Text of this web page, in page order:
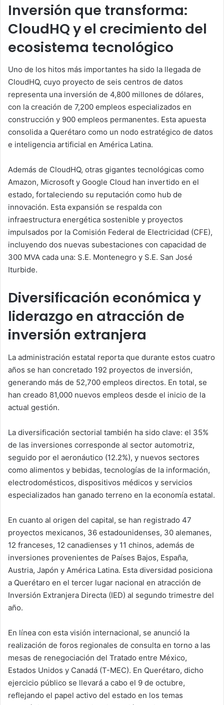
Inversión que transforma:
CloudHQ y el crecimiento del
ecosistema tecnológico
Uno de los hitos más importantes ha sido la llegada de
CloudHQ, cuyo proyecto de seis centros de datos
representa una inversión de 4,800 millones de dólares,
con la creación de 7,200 empleos especializados en
construcción y 900 empleos permanentes. Esta apuesta
consolida a Querétaro como un nodo estratégico de datos
e inteligencia artificial en América Latina.
Además de CloudHQ, otras gigantes tecnológicas como
Amazon, Microsoft y Google Cloud han invertido en el
estado, fortaleciendo su reputación como hub de
innovación. Esta expansión se respalda con
infraestructura energética sostenible y proyectos
impulsados por la Comisión Federal de Electricidad (CFE),
incluyendo dos nuevas subestaciones con capacidad de
300 MVA cada una: S.E. Montenegro y S.E. San José
Iturbide.
Diversificación económica y
liderazgo en atracción de
inversión extranjera
La administración estatal reporta que durante estos cuatro
años se han concretado 192 proyectos de inversión,
generando más de 52,700 empleos directos. En total, se
han creado 81,000 nuevos empleos desde el inicio de la
actual gestión.
La diversificación sectorial también ha sido clave: el 35%
de las inversiones corresponde al sector automotriz,
seguido por el aeronáutico (12.2%), y nuevos sectores
como alimentos y bebidas, tecnologías de la información,
electrodomésticos, dispositivos médicos y servicios
especializados han ganado terreno en la economía estatal.
En cuanto al origen del capital, se han registrado 47
proyectos mexicanos, 36 estadounidenses, 30 alemanes,
12 franceses, 12 canadienses y 11 chinos, además de
inversiones provenientes de Países Bajos, España,
Austria, Japón y América Latina. Esta diversidad posiciona
a Querétaro en el tercer lugar nacional en atracción de
Inversión Extranjera Directa (IED) al segundo trimestre del
año.
En línea con esta visión internacional, se anunció la
realización de foros regionales de consulta en torno a las
mesas de renegociación del Tratado entre México,
Estados Unidos y Canadá (T-MEC). En Querétaro, dicho
ejercicio público se llevará a cabo el 9 de octubre,
reflejando el papel activo del estado en los temas